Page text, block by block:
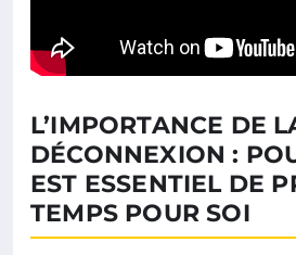
L’IMPORTANCE DE
DÉCONNEXION :
EST ESSENTIEL DE
TEMPS POUR SOI